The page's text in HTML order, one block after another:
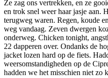
Ze zag ons vertrekken, en ze
en trok snel weer haar jasje aan.
terugweg waren. Regen, koude
weg vandaag. Zeven dwergen
onderweg. Chicken tonight,
22 dapperen over. Ondanks de
jacket lozen hard op de fiets.
weersomstandigheden op de
hadden we het misschien niet zo